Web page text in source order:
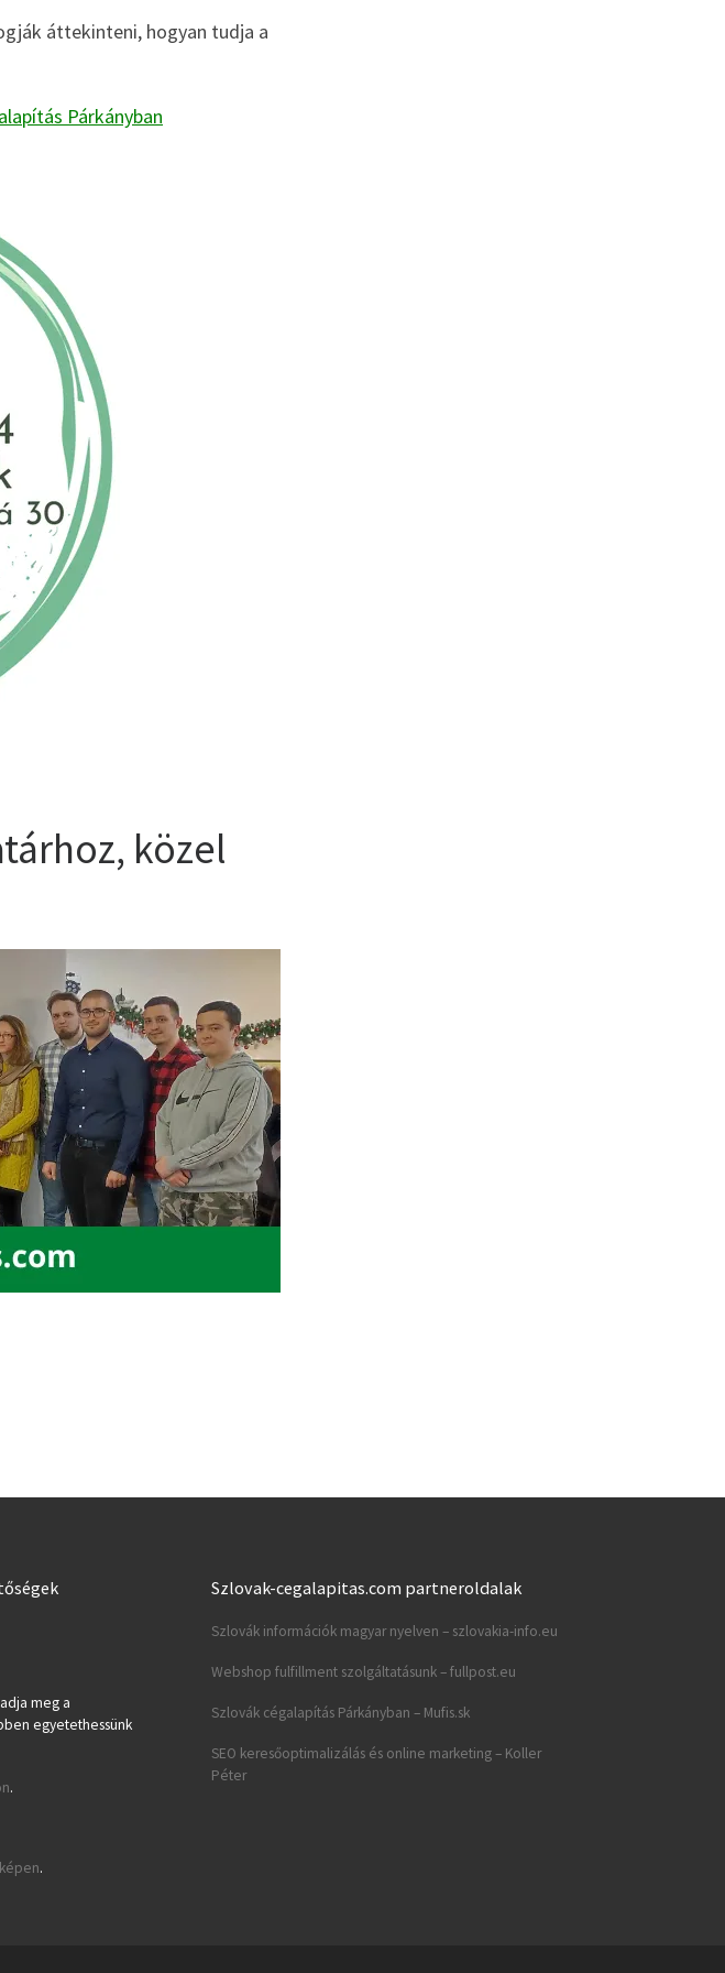
áttekinteni, hogyan tudja a
Párkányban
közel
meg a
egyetethessünk
.
.
Szlovak-cegalapitas.com partneroldalak
Szlovák információk magyar nyelven – szlovakia-info.eu
Webshop fulfillment szolgáltatásunk – fullpost.eu
Szlovák cégalapítás Párkányban – Mufis.sk
SEO keresőoptimalizálás és online marketing – Koller
Péter